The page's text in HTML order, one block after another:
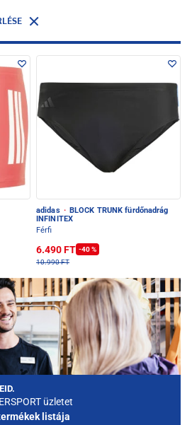
adidas · BLOCK TRUNK fürdőnadrág
INFINITEX
Férfi
6.490 FT -40 %
10.990 FT
üzletet
listája